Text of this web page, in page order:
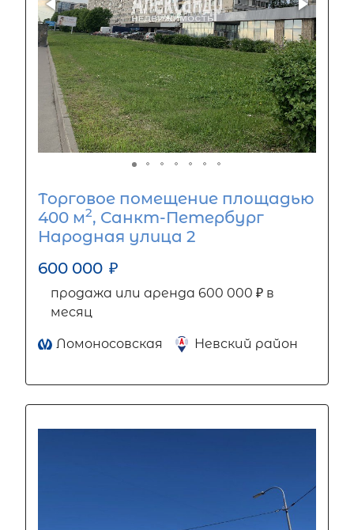
Торговое помещение площадью
400 м2, Санкт-Петербург
Народная улица 2
600 000 ₽
продажа или аренда 600 000 ₽ в
месяц
Ломоносовская Невский район